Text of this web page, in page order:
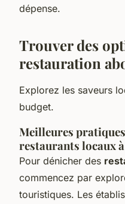
dépense.
Trouver des
restauration
Explorez les saveurs
budget.
Meilleures
restaurants locaux
Pour dénicher des
commencez par
touristiques. Les